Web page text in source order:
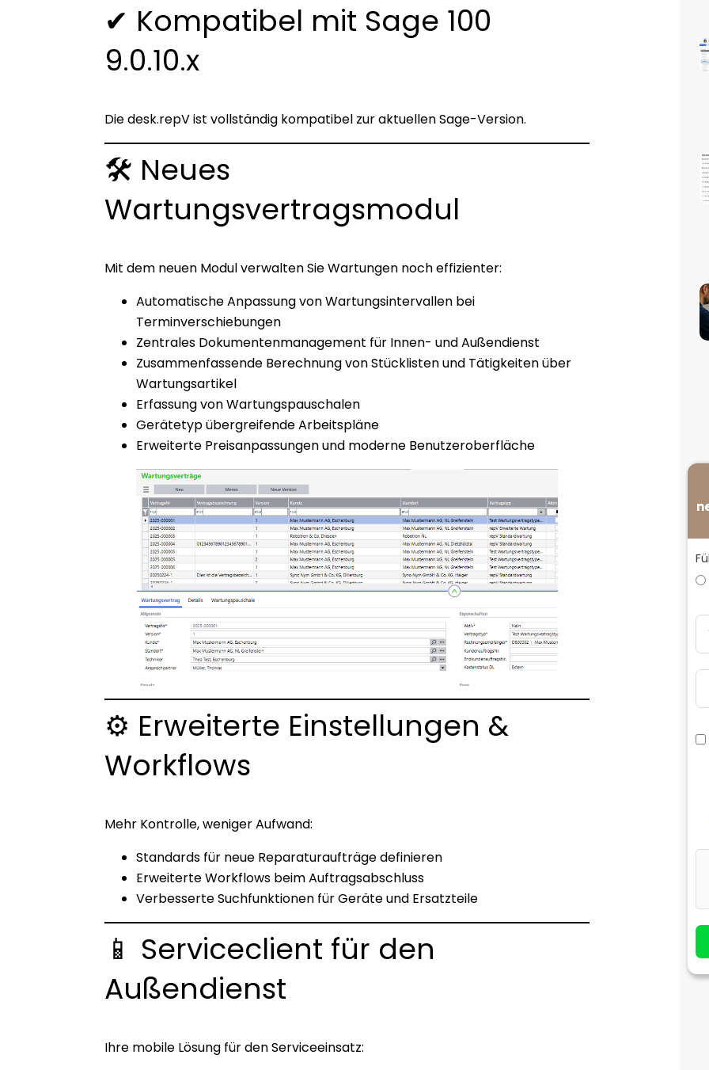
✔ Kompatibel mit Sage 100
9.0.10.x
Die desk.repV ist vollständig kompatibel zur aktuellen Sage-Version.
🛠 Neues
Wartungsvertragsmodul
Mit dem neuen Modul verwalten Sie Wartungen noch effizienter:
Automatische Anpassung von Wartungsintervallen bei
Terminverschiebungen
Zentrales Dokumentenmanagement für Innen- und Außendienst
Zusammenfassende Berechnung von Stücklisten und Tätigkeiten über
Wartungsartikel
Erfassung von Wartungspauschalen
Gerätetyp übergreifende Arbeitspläne
Erweiterte Preisanpassungen und moderne Benutzeroberfläche
⚙ Erweiterte Einstellungen &
Workflows
Mehr Kontrolle, weniger Aufwand:
Standards für neue Reparaturaufträge definieren
Erweiterte Workflows beim Auftragsabschluss
Verbesserte Suchfunktionen für Geräte und Ersatzteile
📱 Serviceclient für den
Außendienst
Ihre mobile Lösung für den Serviceeinsatz: